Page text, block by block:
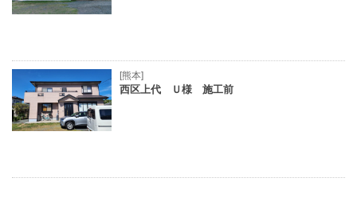
[熊本]
西区上代 Ｕ様 施工前